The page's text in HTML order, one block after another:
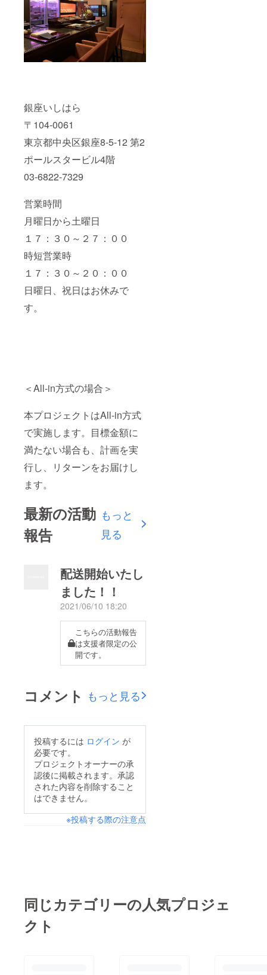
銀座いしはら
〒104-0061
東京都中央区銀座8-5-12 第2
ポールスタービル4階
03-6822-7329
営業時間
月曜日から土曜日
１７：３０～２７：００
時短営業時
１７：３０～２０：００
日曜日、祝日はお休みで
す。
＜All-in方式の場合＞
本プロジェクトはAll-in方式
で実施します。目標金額に
満たない場合も、計画を実
行し、リターンをお届けし
ます。
最新の活動
報告
もっと
見る
配送開始いたし
ました！！
2021/06/10 18:20
こちらの活動報告
は支援者限定の公
開です。
コメント もっと見る
投稿するには ログイン が
必要です。
プロジェクトオーナーの承
認後に掲載されます。承認
された内容を削除すること
はできません。
※投稿する際の注意点
同じカテゴリーの人気プロジェ
クト